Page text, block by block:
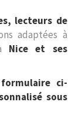
lecteurs de
adaptées à
Nice et ses
ci-
sous